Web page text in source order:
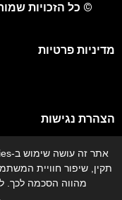
© כל הזכויות
תקין, שיפור חוויית
מהווה הסכמה לכך.
מדיניות פרטיות
הצהרת נגישות
מפת אתר